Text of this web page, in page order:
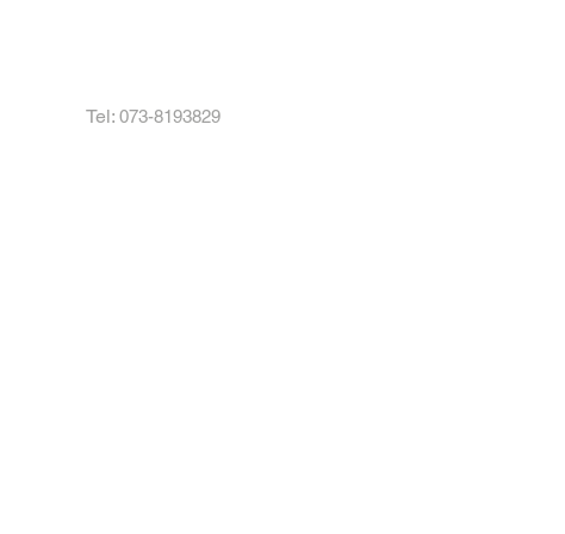
Tel: 073-8193829